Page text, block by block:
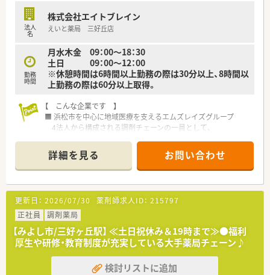
法人
名
株式会社エイトブレイン
えいと薬局 三好丘店
勤務
時間
月水木金 09：00～18：30
土日 09：00～12：00
※休憩時間は6時間以上勤務の際は30分以上、8時間以
上勤務の際は60分以上取得。
【 こんな企業です 】
■ 浜松市を中心に地域医療を支えるエムズレイズグループ
4法人から構成される調剤チェーンの一員として、
根差した医療貢献を続けています。
■ 「従業員も患者様も大切に」がモットー
平成19年の設立以来、患者様への丁寧な対応はもちろん、
働くスタッフ一人ひとりも大切にする社風が根付いていま
す。
■ 代表も薬剤師だから、現場目線
代表自身が薬剤師であるため、常に現場で働く薬剤師と
同じ目線で物事を考え、働きやすい環境づくりを推進していま
す。
■ 個性を尊重し、能力を最大限に発揮できる環境
スタッフそれぞれの個性を重視し、個人の能力が最大限に
発揮できるよう、風通しの良い職場環境を整えています。
詳細を見る お問い合わせ
更新日： 2026/07/30 薬剤師求人ID： 215797
正社員
調剤薬局
【みよし市/三好ヶ丘駅】 ≪土日祝休み＆19時まで≫●福利
厚生や研修・教育制度が充実している大手薬局チェーン♪
検討リストに追加